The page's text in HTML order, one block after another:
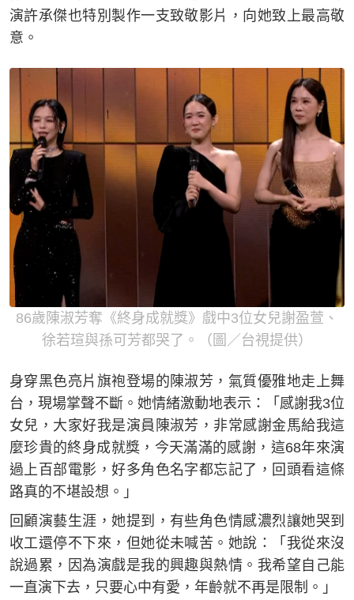
演許承傑也特別製作一支致敬影片，向她致上最高敬
意。
86歲陳淑芳奪《終身成就獎》戲中3位女兒謝盈萱、
徐若瑄與孫可芳都哭了。（圖／台視提供）
身穿黑色亮片旗袍登場的陳淑芳，氣質優雅地走上舞
台，現場掌聲不斷。她情緒激動地表示：「感謝我3位
女兒，大家好我是演員陳淑芳，非常感謝金馬給我這
麼珍貴的終身成就獎，今天滿滿的感謝，這68年來演
過上百部電影，好多角色名字都忘記了，回頭看這條
路真的不堪設想。」
回顧演藝生涯，她提到，有些角色情感濃烈讓她哭到
收工還停不下來，但她從未喊苦。她說：「我從來沒
說過累，因為演戲是我的興趣與熱情。我希望自己能
一直演下去，只要心中有愛，年齡就不再是限制。」